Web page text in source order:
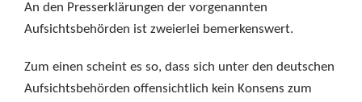
An den Presserklärungen der vorgenannten
Aufsichtsbehörden ist zweierlei bemerkenswert.
Zum einen scheint es so, dass sich unter den deutschen
Aufsichtsbehörden offensichtlich kein Konsens zum